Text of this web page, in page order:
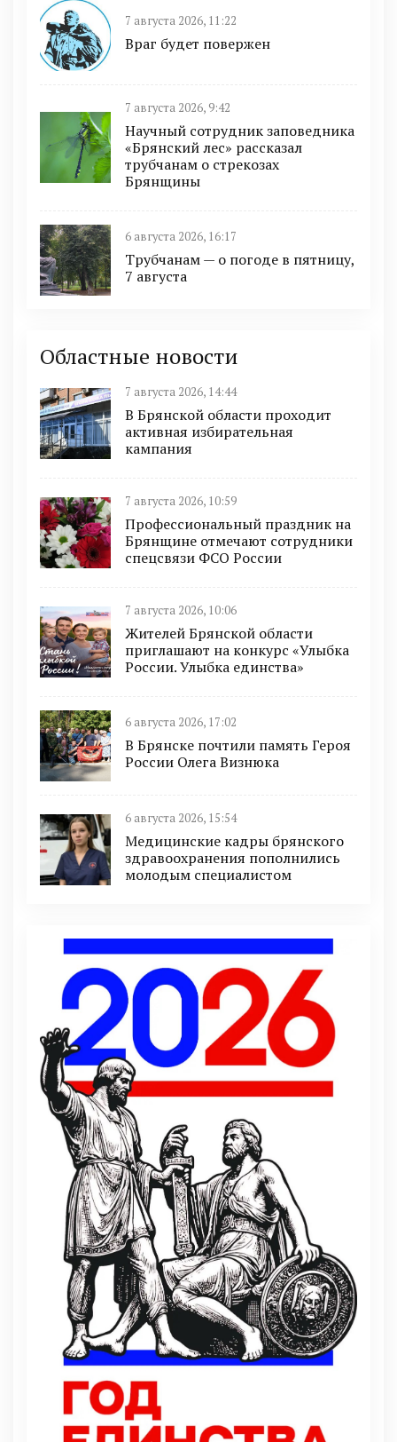
7 августа 2026, 11:22
Враг будет повержен
7 августа 2026, 9:42
Научный сотрудник заповедника
«Брянский лес» рассказал
трубчанам о стрекозах
Брянщины
6 августа 2026, 16:17
Трубчанам — о погоде в пятницу,
7 августа
Областные новости
7 августа 2026, 14:44
В Брянской области проходит
активная избирательная
кампания
7 августа 2026, 10:59
Профессиональный праздник на
Брянщине отмечают сотрудники
спецсвязи ФСО России
7 августа 2026, 10:06
Жителей Брянской области
приглашают на конкурс «Улыбка
России. Улыбка единства»
6 августа 2026, 17:02
В Брянске почтили память Героя
России Олега Визнюка
6 августа 2026, 15:54
Медицинские кадры брянского
здравоохранения пополнились
молодым специалистом